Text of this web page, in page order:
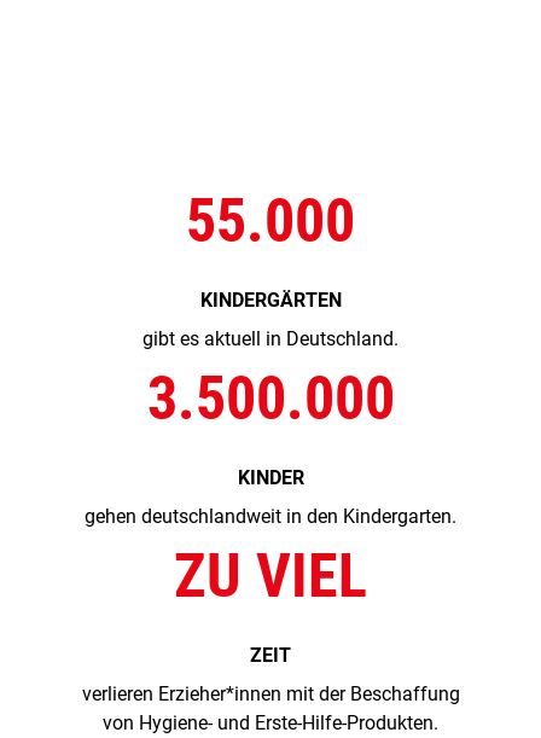
55.000
KINDERGÄRTEN
gibt es aktuell in Deutschland.
3.500.000
KINDER
gehen deutschlandweit in den Kindergarten.
ZU VIEL
ZEIT
verlieren Erzieher*innen mit der Beschaffung
von Hygiene- und Erste-Hilfe-Produkten.